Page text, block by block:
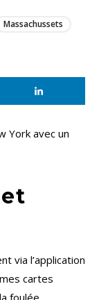
Massachussets
York avec un
via l’application
cartes